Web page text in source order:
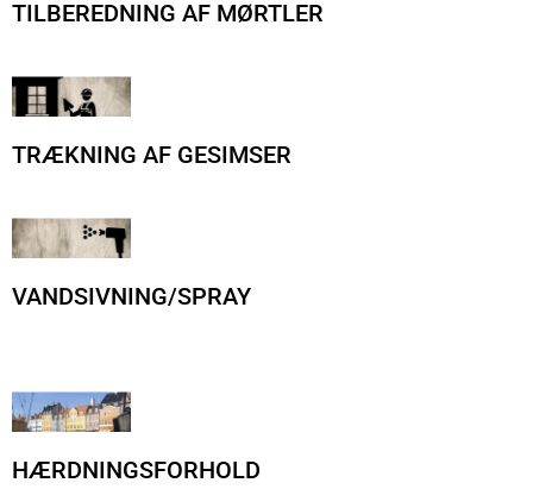
TILBEREDNING AF MØRTLER
TRÆKNING AF GESIMSER
VANDSIVNING/SPRAY
HÆRDNINGSFORHOLD